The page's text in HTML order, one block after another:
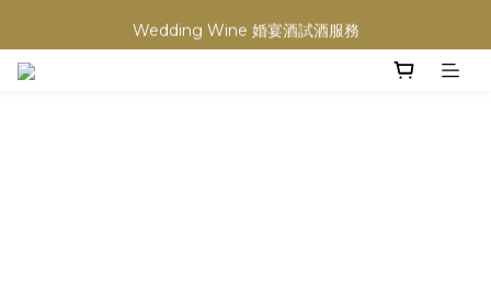
買滿任何酒類 六支 或買滿 $1200 (不限支數) 皆可享免費送貨
Wedding Wine 婚宴酒試酒服務
買滿任何酒類 六支 或買滿 $1200 (不限支數) 皆可享免費送貨